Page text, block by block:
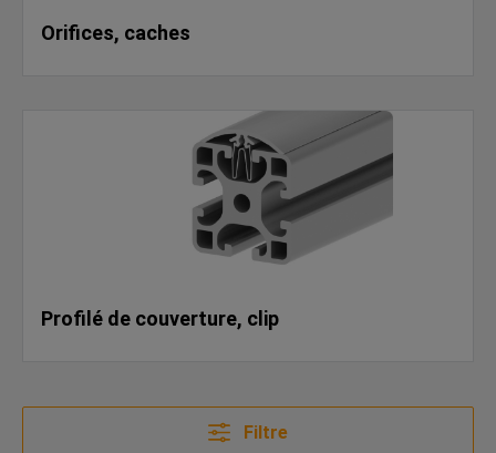
Orifices, caches
Profilé de couverture, clip
Filtre